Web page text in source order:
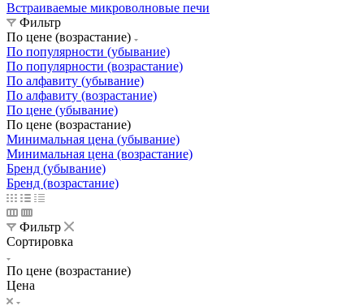
Встраиваемые микроволновые печи
Фильтр
По цене (возрастание)
По популярности (убывание)
По популярности (возрастание)
По алфавиту (убывание)
По алфавиту (возрастание)
По цене (убывание)
По цене (возрастание)
Минимальная цена (убывание)
Минимальная цена (возрастание)
Бренд (убывание)
Бренд (возрастание)
Фильтр
Сортировка
По цене (возрастание)
Цена